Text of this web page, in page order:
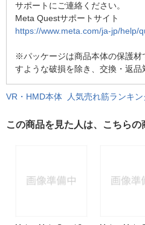
サポートにご連絡ください。
Meta Questサポートサイト
https://www.meta.com/ja-jp/help/
※パッケージは商品本体の保護材
すような破損を除き、交換・返品
VR・HMD本体 人気売れ筋ランキン
この商品を見た人は、こちら